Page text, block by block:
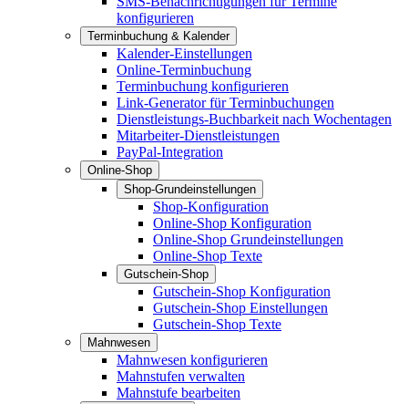
konfigurieren
Terminbuchung & Kalender
Kalender-Einstellungen
Online-Terminbuchung
Terminbuchung konfigurieren
Link-Generator für Terminbuchungen
Dienstleistungs-Buchbarkeit nach Wochentagen
Mitarbeiter-Dienstleistungen
PayPal-Integration
Online-Shop
Shop-Grundeinstellungen
Shop-Konfiguration
Online-Shop Konfiguration
Online-Shop Grundeinstellungen
Online-Shop Texte
Gutschein-Shop
Gutschein-Shop Konfiguration
Gutschein-Shop Einstellungen
Gutschein-Shop Texte
Mahnwesen
Mahnwesen konfigurieren
Mahnstufen verwalten
Mahnstufe bearbeiten